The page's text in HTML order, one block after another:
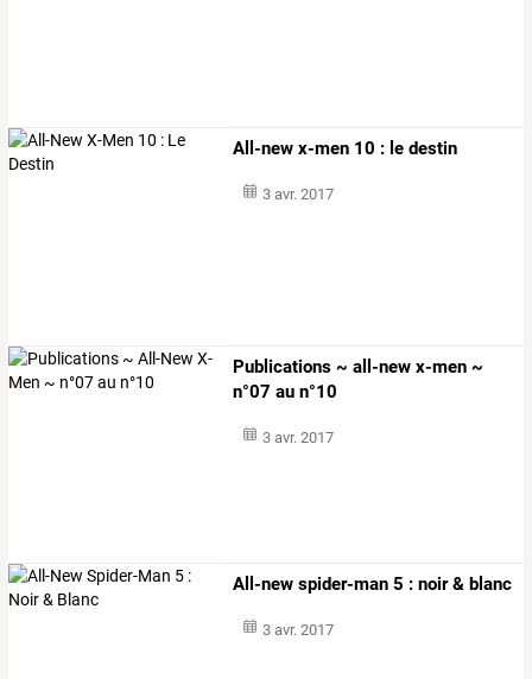
All-new x-men 10 : le destin
3 avr. 2017
Publications ~ all-new x-men ~
n°07 au n°10
3 avr. 2017
All-new spider-man 5 : noir & blanc
3 avr. 2017